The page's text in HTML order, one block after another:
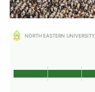
NORTH EASTERN UNIVERSITY